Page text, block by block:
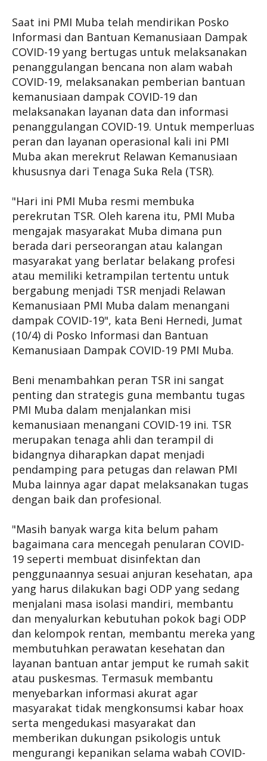
Saat ini PMI Muba telah mendirikan Posko
Informasi dan Bantuan Kemanusiaan Dampak
COVID-19 yang bertugas untuk melaksanakan
penanggulangan bencana non alam wabah
COVID-19, melaksanakan pemberian bantuan
kemanusiaan dampak COVID-19 dan
melaksanakan layanan data dan informasi
penanggulangan COVID-19. Untuk memperluas
peran dan layanan operasional kali ini PMI
Muba akan merekrut Relawan Kemanusiaan
khususnya dari Tenaga Suka Rela (TSR).
"Hari ini PMI Muba resmi membuka
perekrutan TSR. Oleh karena itu, PMI Muba
mengajak masyarakat Muba dimana pun
berada dari perseorangan atau kalangan
masyarakat yang berlatar belakang profesi
atau memiliki ketrampilan tertentu untuk
bergabung menjadi TSR menjadi Relawan
Kemanusiaan PMI Muba dalam menangani
dampak COVID-19", kata Beni Hernedi, Jumat
(10/4) di Posko Informasi dan Bantuan
Kemanusiaan Dampak COVID-19 PMI Muba.
Beni menambahkan peran TSR ini sangat
penting dan strategis guna membantu tugas
PMI Muba dalam menjalankan misi
kemanusiaan menangani COVID-19 ini. TSR
merupakan tenaga ahli dan terampil di
bidangnya diharapkan dapat menjadi
pendamping para petugas dan relawan PMI
Muba lainnya agar dapat melaksanakan tugas
dengan baik dan profesional.
"Masih banyak warga kita belum paham
bagaimana cara mencegah penularan COVID-
19 seperti membuat disinfektan dan
penggunaannya sesuai anjuran kesehatan, apa
yang harus dilakukan bagi ODP yang sedang
menjalani masa isolasi mandiri, membantu
dan menyalurkan kebutuhan pokok bagi ODP
dan kelompok rentan, membantu mereka yang
membutuhkan perawatan kesehatan dan
layanan bantuan antar jemput ke rumah sakit
atau puskesmas. Termasuk membantu
menyebarkan informasi akurat agar
masyarakat tidak mengkonsumsi kabar hoax
serta mengedukasi masyarakat dan
memberikan dukungan psikologis untuk
mengurangi kepanikan selama wabah COVID-